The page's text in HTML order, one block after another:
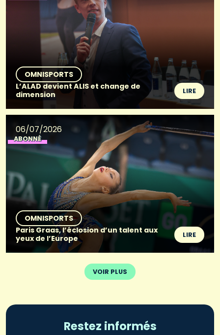
OMNISPORTS
L’ALAD devient ALIS et change de
dimension
LIRE
06/07/2026
ABONNÉ
OMNISPORTS
Paris Graas, l’éclosion d’un talent aux
yeux de l’Europe
LIRE
VOIR PLUS
Restez informés